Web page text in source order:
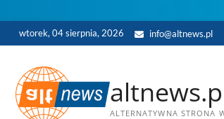
to
wtorek, 04 sierpnia, 2026 info@altnews.pl
ALTERNATYWNA STRONA